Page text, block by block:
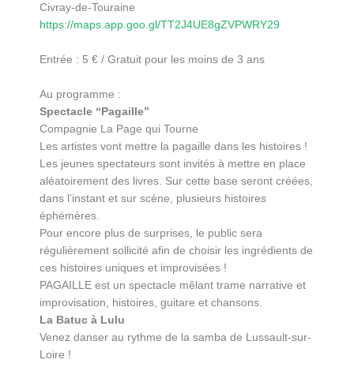
Civray-de-Touraine
https://maps.app.goo.gl/TT2J4UE8gZVPWRY29
Entrée : 5 € / Gratuit pour les moins de 3 ans
Au programme :
Spectacle “Pagaille”
Compagnie La Page qui Tourne
Les artistes vont mettre la pagaille dans les histoires !
Les jeunes spectateurs sont invités à mettre en place
aléatoirement des livres. Sur cette base seront créées,
dans l’instant et sur scène, plusieurs histoires
éphémères.
Pour encore plus de surprises, le public sera
régulièrement sollicité afin de choisir les ingrédients de
ces histoires uniques et improvisées !
PAGAILLE est un spectacle mêlant trame narrative et
improvisation, histoires, guitare et chansons.
La Batuc à Lulu
Venez danser au rythme de la samba de Lussault-sur-
Loire !